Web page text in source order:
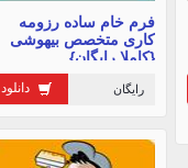
فرم خام ساده رزومه
کاری متخصص بیهوشی
{کاملا رایگان}
دانلود رایگان